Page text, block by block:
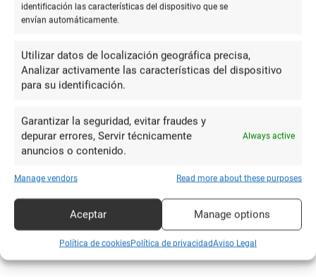
identificación las características del dispositivo que se
envían automáticamente.
Utilizar datos de localización geográfica precisa,
Analizar activamente las características del dispositivo
para su identificación.
Garantizar la seguridad, evitar fraudes y
depurar errores, Servir técnicamente
anuncios o contenido.
Always active
Manage vendors Read more about these purposes
Aceptar Manage options
Política de cookiesPolítica de privacidadAviso Legal
Copistería IES Guadiana
Copistería • 5 Reviews
Severo Ochoa, S/N, 21400 Ayamonte, Huelva